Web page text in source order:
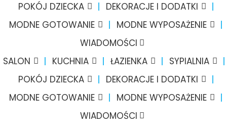
POKÓJ DZIECKA
DEKORACJE I DODATKI
MODNE GOTOWANIE
MODNE WYPOSAŻENIE
WIADOMOŚCI
SALON
KUCHNIA ŁAZIENKA
SYPIALNIA
POKÓJ DZIECKA
DEKORACJE I DODATKI
MODNE GOTOWANIE
MODNE WYPOSAŻENIE
WIADOMOŚCI